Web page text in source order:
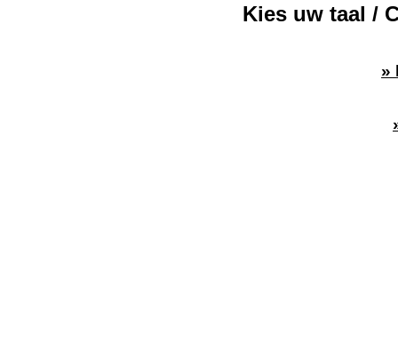
Kies uw taal /
»